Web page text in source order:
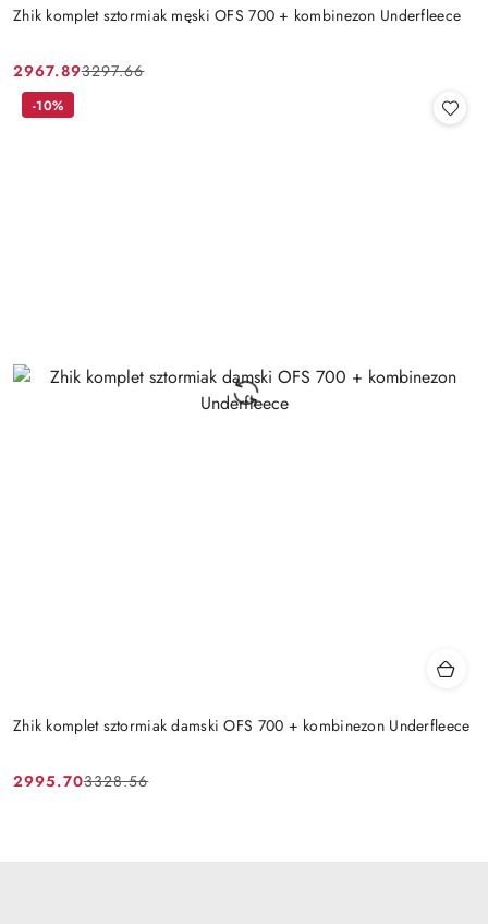
Zhik komplet sztormiak męski OFS 700 + kombinezon Underfleece
Cena
promocyjna:
2967.89
Cena
przed
3297.66
Zhik komplet sztormiak damski OFS 700 + kombinezon Underfleece
Cena
2995.70
Cena
3328.56
-10%